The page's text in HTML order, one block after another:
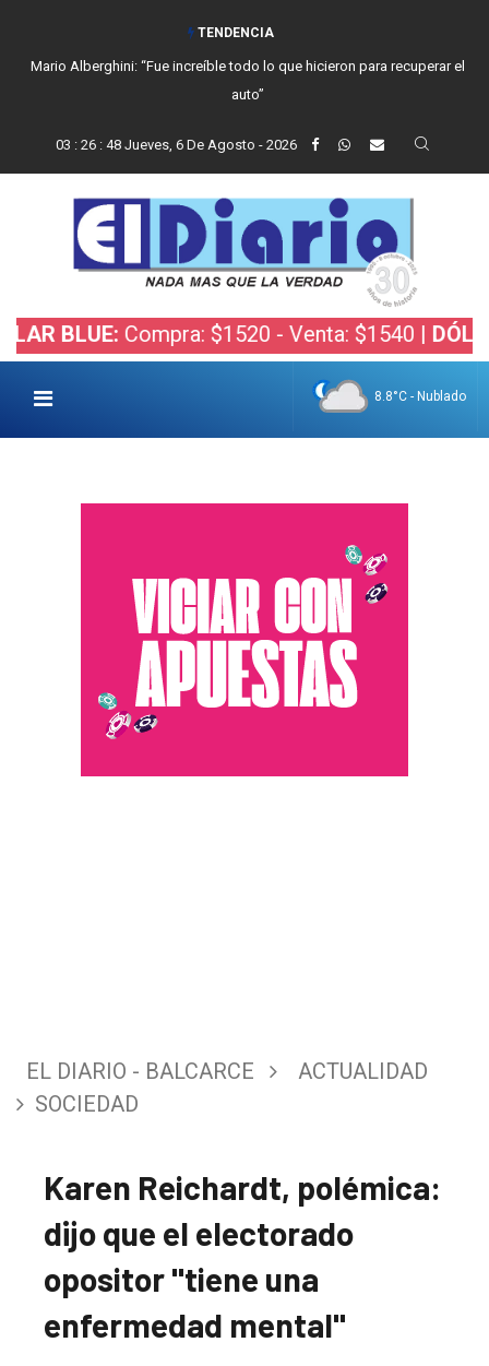
TENDENCIA
Mario Alberghini: “Fue increíble todo lo que hicieron para recuperar el
auto”
03 : 26: 49 Jueves, 6 De Agosto - 2026
Compra: $1520 - Venta: $1540 | DÓLAR
8.8°C - Nublado
EL DIARIO - BALCARCE
ACTUALIDAD
SOCIEDAD
Karen Reichardt, polémica:
dijo que el electorado
opositor "tiene una
enfermedad mental"